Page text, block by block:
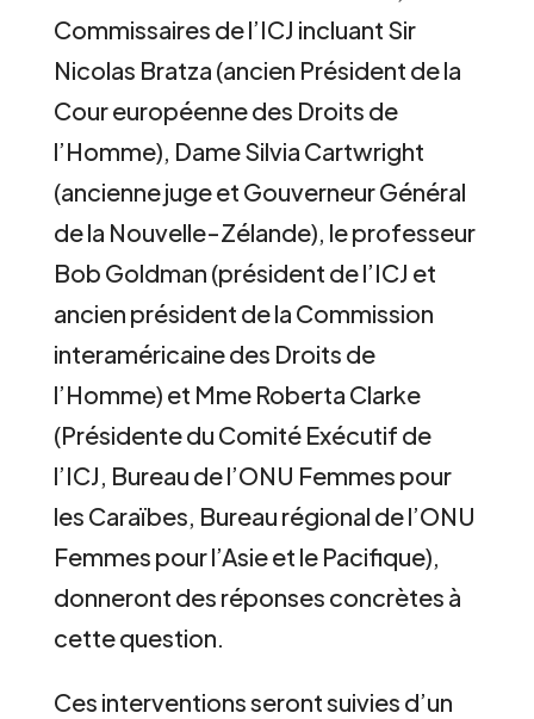
Commissaires de l’ICJ incluant Sir
Nicolas Bratza (ancien Président de la
Cour européenne des Droits de
l’Homme), Dame Silvia Cartwright
(ancienne juge et Gouverneur Général
de la Nouvelle-Zélande), le professeur
Bob Goldman (président de l’ICJ et
ancien président de la Commission
interaméricaine des Droits de
l’Homme) et Mme Roberta Clarke
(Présidente du Comité Exécutif de
l’ICJ, Bureau de l’ONU Femmes pour
les Caraïbes, Bureau régional de l’ONU
Femmes pour l’Asie et le Pacifique),
donneront des réponses concrètes à
cette question.
Ces interventions seront suivies d’un